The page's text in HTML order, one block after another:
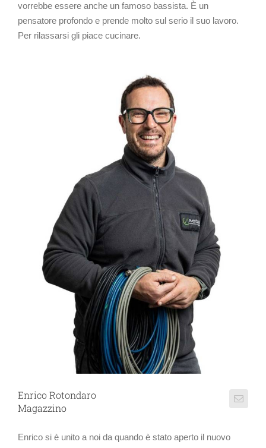
vorrebbe essere anche un famoso bassista. È un
pensatore profondo e prende molto sul serio il suo lavoro.
Per rilassarsi gli piace cucinare.
Enrico Rotondaro
Magazzino
Enrico si è unito a noi da quando è stato aperto il nuovo